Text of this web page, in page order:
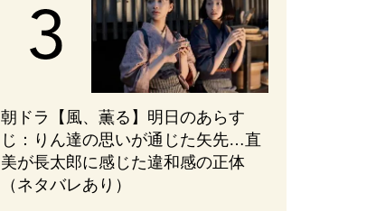
朝ドラ【風、薫る】明日のあらす
じ：​りん達の思いが通じた矢先…直
美が長太郎に感じた違和感の正体
（ネタバレあり）